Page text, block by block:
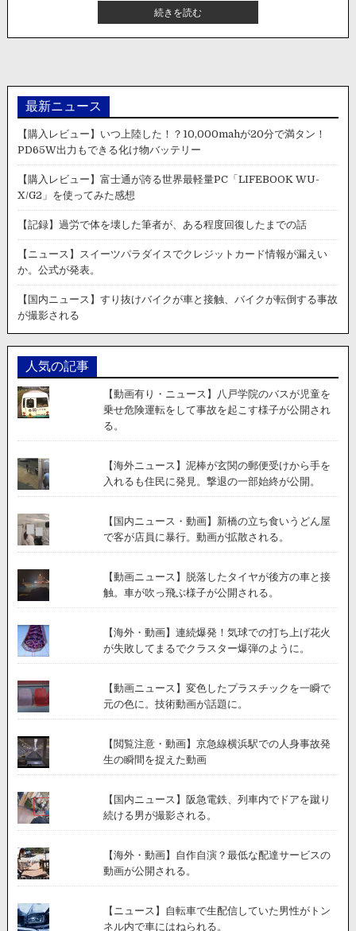
続きを読む【海
外
ニ
ス】
ス
ラ
ル
に
ザ
か
ら
の
サ
イ
直
た
時
の
近
く
か
の
動
画
が
公
開。
最新ニュース
【購入レビュー】いつ上陸した！？10,000mahが20分で満タン！
PD65W出力もできる化け物バッテリー
【購入レビュー】富士通が誇る世界最軽量PC「LIFEBOOK WU-
X/G2」を使ってみた感想
【記録】過労で体を壊した筆者が、ある程度回復したまでの話
【ニュース】スイーツパラダイスでクレジットカード情報が漏えい
か。公式が発表。
【国内ニュース】すり抜けバイクが車と接触、バイクが転倒する事故
が撮影される
人気の記事
【動画有り・ニュース】八戸学院のバスが児童を
乗せ危険運転をして事故を起こす様子が公開され
る。
【海外ニュース】泥棒が玄関の郵便受けから手を
入れるも住民に発見。撃退の一部始終が公開。
【国内ニュース・動画】新橋の立ち食いうどん屋
で客が店員に暴行。動画が拡散される。
【動画ニュース】脱落したタイヤが後方の車と接
触。車が吹っ飛ぶ様子が公開される。
【海外・動画】連続爆発！気球での打ち上げ花火
が失敗してまるでクラスター爆弾のように。
【動画ニュース】変色したプラスチックを一瞬で
元の色に。技術動画が話題に。
【閲覧注意・動画】京急線横浜駅での人身事故発
生の瞬間を捉えた動画
【国内ニュース】阪急電鉄、列車内でドアを蹴り
続ける男が撮影される。
【海外・動画】自作自演？最低な配達サービスの
動画が公開される。
【ニュース】自転車で生配信していた男性がトン
ネル内で車にはねられる。